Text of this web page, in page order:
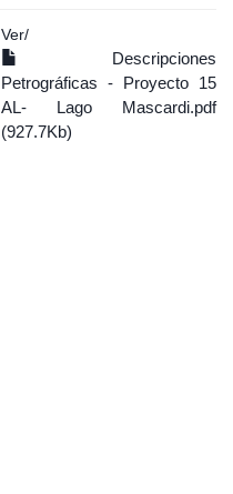
Ver/
Descripciones
Petrográficas - Proyecto 15
AL- Lago Mascardi.pdf
(927.7Kb)